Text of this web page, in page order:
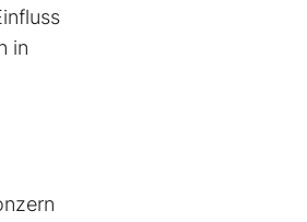
in